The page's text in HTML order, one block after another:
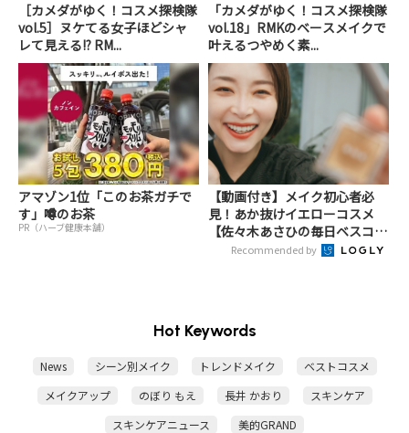
［カメダがゆく！コスメ探検隊
vol.5］ヌケてる女子ほどシャ
レて見える!? RM...
「カメダがゆく！コスメ探検隊
vol.18」RMKのベースメイクで
叶えるつやめく素...
アマゾン1位「このお茶ガチで
す」噂のお茶
PR（ハーブ健康本舗）
【動画付き】メイク初心者必
見！あか抜けイエローコスメ
【佐々木あさひの毎日ベスコ
Recommended by
Hot Keywords
News シーン別メイク トレンドメイク
ベストコスメ
メイクアップ
のぼり もえ 長井 かおり
スキンケア
スキンケアニュース
美的GRAND